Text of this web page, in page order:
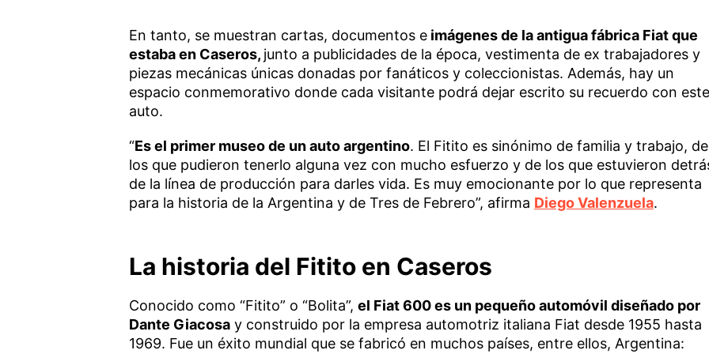
En tanto, se muestran cartas, documentos eimágenes de la antigua fábrica Fiat que
estaba en Caseros, junto a publicidades de la época, vestimenta de ex trabajadores y
piezas mecánicas únicas donadas por fanáticos y coleccionistas. Además, hay un
espacio conmemorativo donde cada visitante podrá dejar escrito su recuerdo con este
auto.
“Es el primer museo de un auto argentino. El Fitito es sinónimo de familia y trabajo, de
los que pudieron tenerlo alguna vez con mucho esfuerzo y de los que estuvieron
de la línea de producción para darles vida. Es muy emocionante por lo que representa
para la historia de la Argentina y de Tres de Febrero”, afirma Diego Valenzuela.
La historia del Fitito en Caseros
Conocido como “Fitito” o “Bolita”, el Fiat 600 es un pequeño automóvil diseñado por
Dante Giacosay construido por la empresa automotriz italiana Fiat desde 1955 hasta
1969. Fue un éxito mundial que se fabricó en muchos países, entre ellos, Argentina: